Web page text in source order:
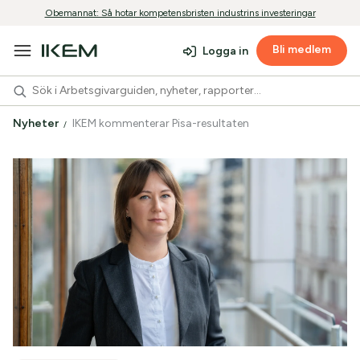
Obemannat: Så hotar kompetensbristen industrins investeringar
Logga in Bli medlem
Nyheter IKEM kommenterar Pisa-resultaten